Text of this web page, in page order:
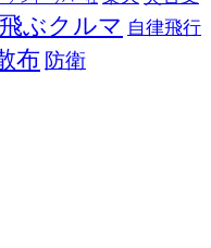
ぶクルマ 自律飛行
布 防衛